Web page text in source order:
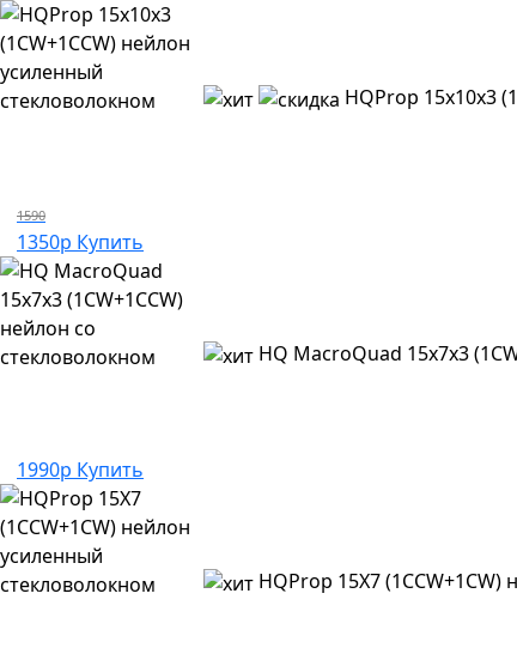
HQProp 15x10x3
1590
1350р Купить
HQ MacroQuad 15x7x3
1990р Купить
HQProp 15X7